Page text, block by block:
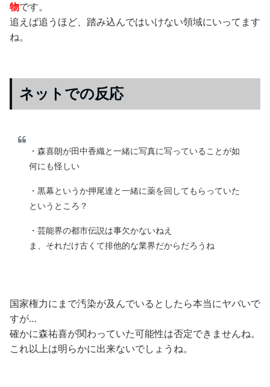
物です。
追えば追うほど、踏み込んではいけない領域にいってます
ね。
ネットでの反応
・森喜朗が田中香織と一緒に写真に写っていることが如
何にも怪しい
・黒幕というか押尾達と一緒に薬を回してもらっていた
というところ？
・芸能界の都市伝説は事欠かないねえ
ま、それだけ古くて排他的な業界だからだろうね
国家権力にまで汚染が及んでいるとしたら本当にヤバいで
すが…
確かに森祐喜が関わっていた可能性は否定できませんね。
これ以上は明らかに出来ないでしょうね。